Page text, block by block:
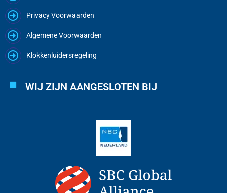
Privacy Voorwaarden
Algemene Voorwaarden
Klokkenluidersregeling
WIJ ZIJN AANGESLOTEN BIJ